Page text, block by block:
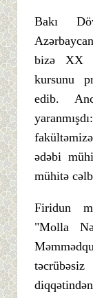
Bakı
bizə XX
kursunu
edib.
ədəbi
mühitə
Firidun
"Molla